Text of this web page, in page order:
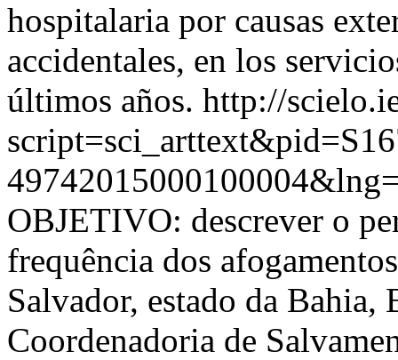
hospitalaria por causas
accidentales, en los
últimos años. http://
OBJETIVO: descrever o
frequência dos
Salvador, estado da Bahia,
Coordenadoria de